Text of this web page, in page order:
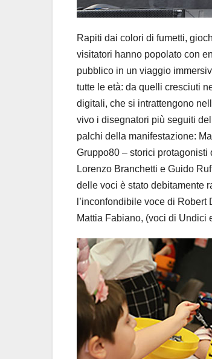
Rapiti dai colori di fumetti,
visitatori hanno popolato con
pubblico in un viaggio
tutte le età: da quelli cresciuti
digitali, che si intrattengono
vivo i disegnatori più seguiti
palchi della manifestazione:
Gruppo80 – storici protagonisti
Lorenzo Branchetti e Guido
delle voci è stato debitamente
l’inconfondibile voce di
Mattia Fabiano, (voci di Undici